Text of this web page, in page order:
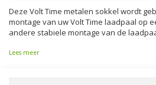
Deze Volt Time metalen sokkel wordt
montage van uw Volt Time laadpaal op
andere stabiele montage van de
Lees meer